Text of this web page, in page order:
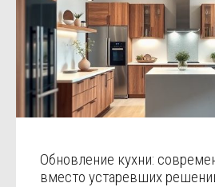
Обновление кухни:
вместо устаревших